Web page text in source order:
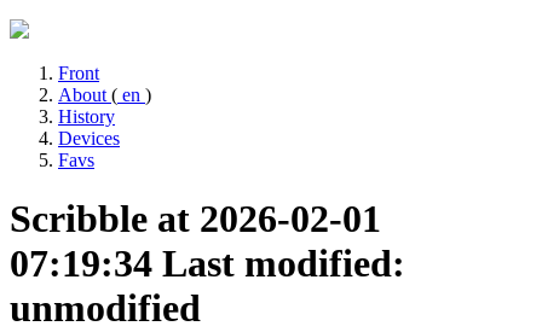
Front
About ( en )
History
Devices
Favs
Scribble at 2026-02-01
07:19:34 Last modified:
unmodified